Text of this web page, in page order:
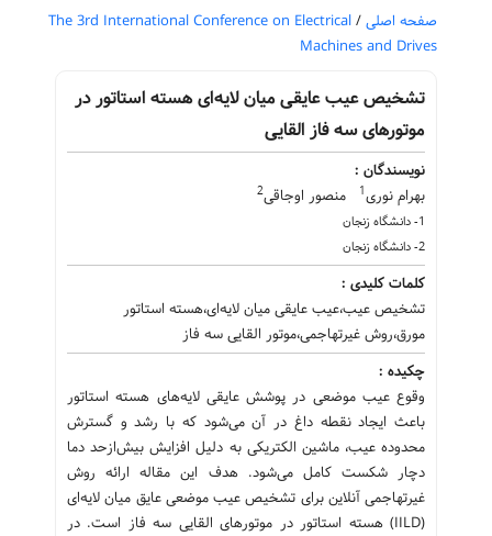
صفحه اصلی /
The 3rd International Conference on Electrical
Machines and Drives
تشخیص عیب عایقی میان لایه‌ای هسته استاتور در
موتورهای سه فاز القایی
نویسندگان :
بهرام نوری1 منصور اوجاقی2
1- دانشگاه زنجان
2- دانشگاه زنجان
کلمات کلیدی :
تشخیص عیب،عیب عایقی میان لایه‌ای،هسته استاتور
مورق،روش غیرتهاجمی،موتور القایی سه فاز
چکیده :
وقوع عیب موضعی در پوشش عایقی لایه‌های هسته استاتور
باعث ایجاد نقطه داغ در آن می‌شود که با رشد و گسترش
محدوده عیب، ماشین الکتریکی به دلیل افزایش بیش‌ازحد دما
دچار شکست کامل می‌شود. هدف این مقاله ارائه روش
غیرتهاجمی آنلاین برای تشخیص عیب موضعی عایق میان لایه‌ای
(IILD) هسته استاتور در موتورهای القایی سه فاز است. در